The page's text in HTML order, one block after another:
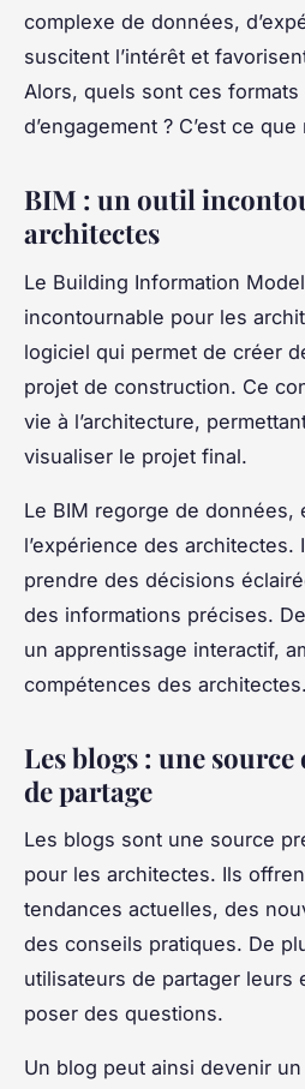
complexe de données,
suscitent l’intérêt et
Alors, quels sont ces
d’engagement ? C’est ce
BIM : un outil
architectes
Le Building Information
incontournable pour les
logiciel qui permet de créer
projet de construction. Ce
vie à l’architecture,
visualiser le projet final.
Le BIM regorge de données,
l’expérience des architectes.
prendre des décisions
des informations précises.
un apprentissage interactif,
compétences des architectes.
Les blogs : une
de partage
Les blogs sont une source
pour les architectes. Ils
tendances actuelles, des
des conseils pratiques. De
utilisateurs de partager leurs
poser des questions.
Un blog peut ainsi devenir un